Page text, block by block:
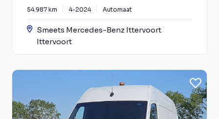
54.987 km 4-2024 Automaat
Smeets Mercedes-Benz Ittervoort
Ittervoort